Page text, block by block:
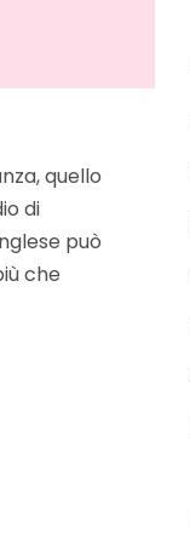
quello
di
può
che